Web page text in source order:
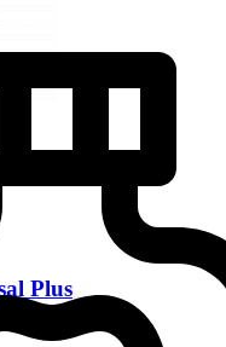
Plus